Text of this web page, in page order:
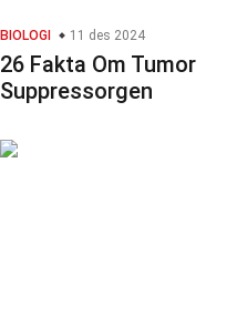
BIOLOGI 11 des 2024
26 Fakta Om Tumor
Suppressorgen